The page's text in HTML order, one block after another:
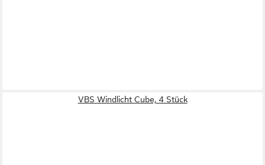
VBS Windlicht Cube, 4 Stück